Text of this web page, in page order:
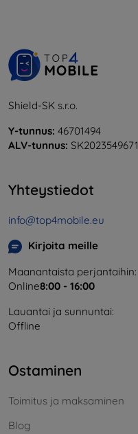
Shield-SK s.r.o.
Y-tunnus: 46701494
ALV-tunnus: SK2023549671
Yhteystiedot
info@top4mobile.eu
Kirjoita meille
Maanantaista perjantaihin:
Online8:00 - 16:00
Lauantai ja sunnuntai:
Offline
Ostaminen
Toimitus ja maksaminen
Blog